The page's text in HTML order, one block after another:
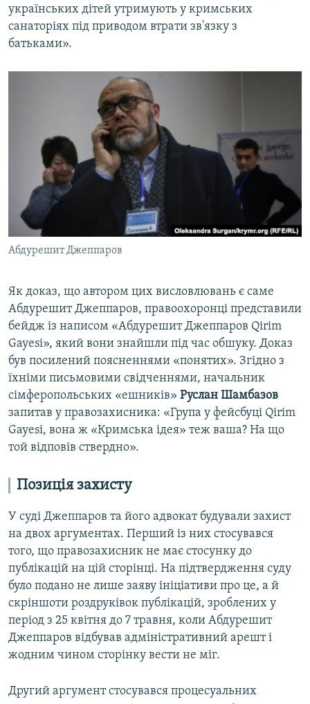
українських дітей утримують у кримських
санаторіях під приводом втрати зв'язку з
батьками».
Абдурешит Джеппаров
Як доказ, що автором цих висловлювань є саме
Абдурешит Джеппаров, правоохоронці представили
бейдж із написом «Абдурешит Джеппаров Qirim
Gayesi», який вони знайшли під час обшуку. Доказ
був посилений поясненнями «понятих». Згідно з
їхніми письмовими свідченнями, начальник
сімферопольських «ешників» Руслан Шамбазов
запитав у правозахисника: «Група у фейсбуці Qirim
Gayesi, вона ж «Кримська ідея» теж ваша? На що
той відповів ствердно».
Позиція захисту
У суді Джеппаров та його адвокат будували захист
на двох аргументах. Перший із них стосувався
того, що правозахисник не має стосунку до
публікацій на цій сторінці. На підтвердження суду
було подано не лише заяву ініціативи про це, а й
скріншоти роздруківок публікацій, зроблених у
період з 25 квітня до 7 травня, коли Абдурешит
Джеппаров відбував адміністративний арешт і
жодним чином сторінку вести не міг.
Другий аргумент стосувався процесуальних